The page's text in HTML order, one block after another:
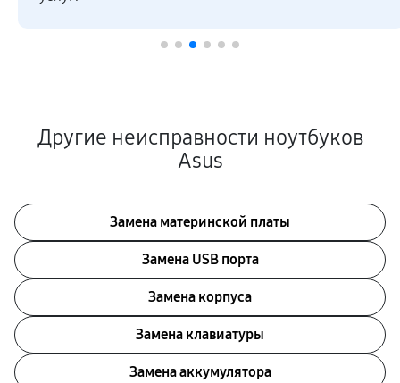
Другие неисправности ноутбуков
Asus
Замена материнской платы
Замена USB порта
Замена корпуса
Замена клавиатуры
Замена аккумулятора